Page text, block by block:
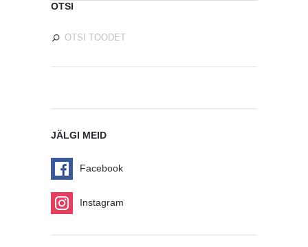
OTSI
JÄLGI MEID
Facebook
Instagram